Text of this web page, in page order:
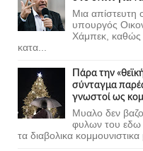
Μια απίστευτη
υπουργός
Χάμπεκ, καθώς
κατα...
Πάρα την
σύνταγμα
γνωστοί ως
Μυαλο δεν
φυλων του εδω
τα διαβολικα